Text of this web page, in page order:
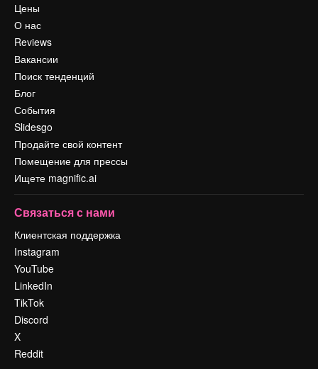
Цены
О нас
Reviews
Вакансии
Поиск тенденций
Блог
События
Slidesgo
Продайте свой контент
Помещение для прессы
Ищете magnific.ai
Связаться с нами
Клиентская поддержка
Instagram
YouTube
LinkedIn
TikTok
Discord
X
Reddit